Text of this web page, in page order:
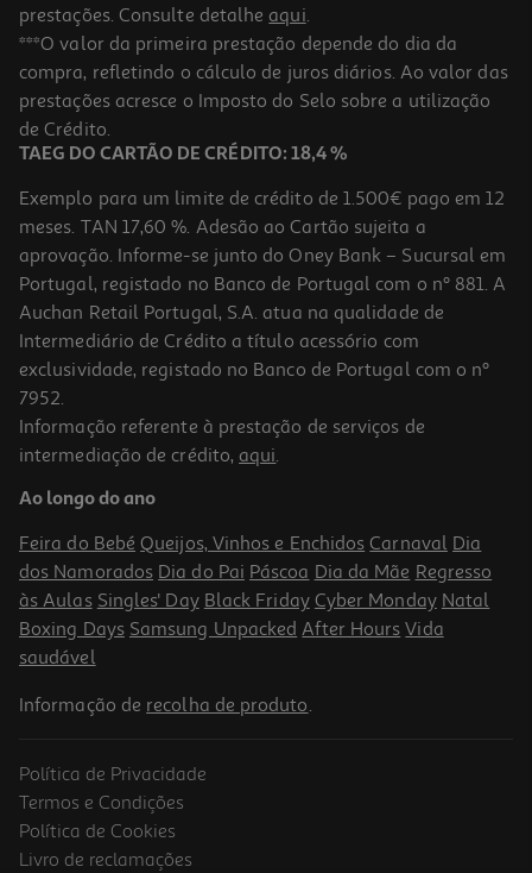
Cockpit Max Spray 600ml
8.17 €/Lt
4,90 €
-18%
Spray Redex Cockpit Cera Abelha 500ml
15.98 €/Lt
7,99 €
Promoção
prestações. Consulte detalhe aqui.
***O valor da primeira prestação depende do dia da
compra, refletindo o cálculo de juros diários. Ao valor das
prestações acresce o Imposto do Selo sobre a utilização
de Crédito.
TAEG DO CARTÃO DE CRÉDITO: 18,4 %
Exemplo para um limite de crédito de 1.500€ pago em 12
meses. TAN 17,60 %. Adesão ao Cartão sujeita a
aprovação. Informe-se junto do Oney Bank – Sucursal em
Portugal, registado no Banco de Portugal com o nº 881. A
Auchan Retail Portugal, S.A. atua na qualidade de
Intermediário de Crédito a título acessório com
exclusividade, registado no Banco de Portugal com o nº
7952.
Informação referente à prestação de serviços de
intermediação de crédito, aqui.
Ao longo do ano
Feira do Bebé Queijos, Vinhos e Enchidos Carnaval Dia
dos Namorados Dia do Pai Páscoa Dia da Mãe Regresso
às Aulas Singles' Day Black Friday Cyber Monday Natal
Boxing Days Samsung Unpacked After Hours Vida
saudável
Informação de recolha de produto.
Política de Privacidade
Termos e Condições
Política de Cookies
Livro de reclamações